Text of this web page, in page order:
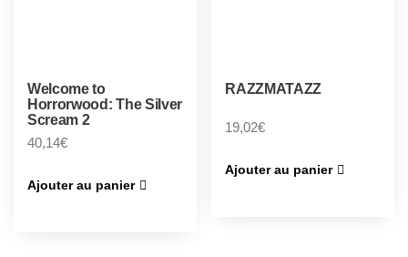
Welcome to
Horrorwood: The Silver
Scream 2
40,14€
Ajouter au panier
RAZZMATAZZ
19,02€
Ajouter au panier